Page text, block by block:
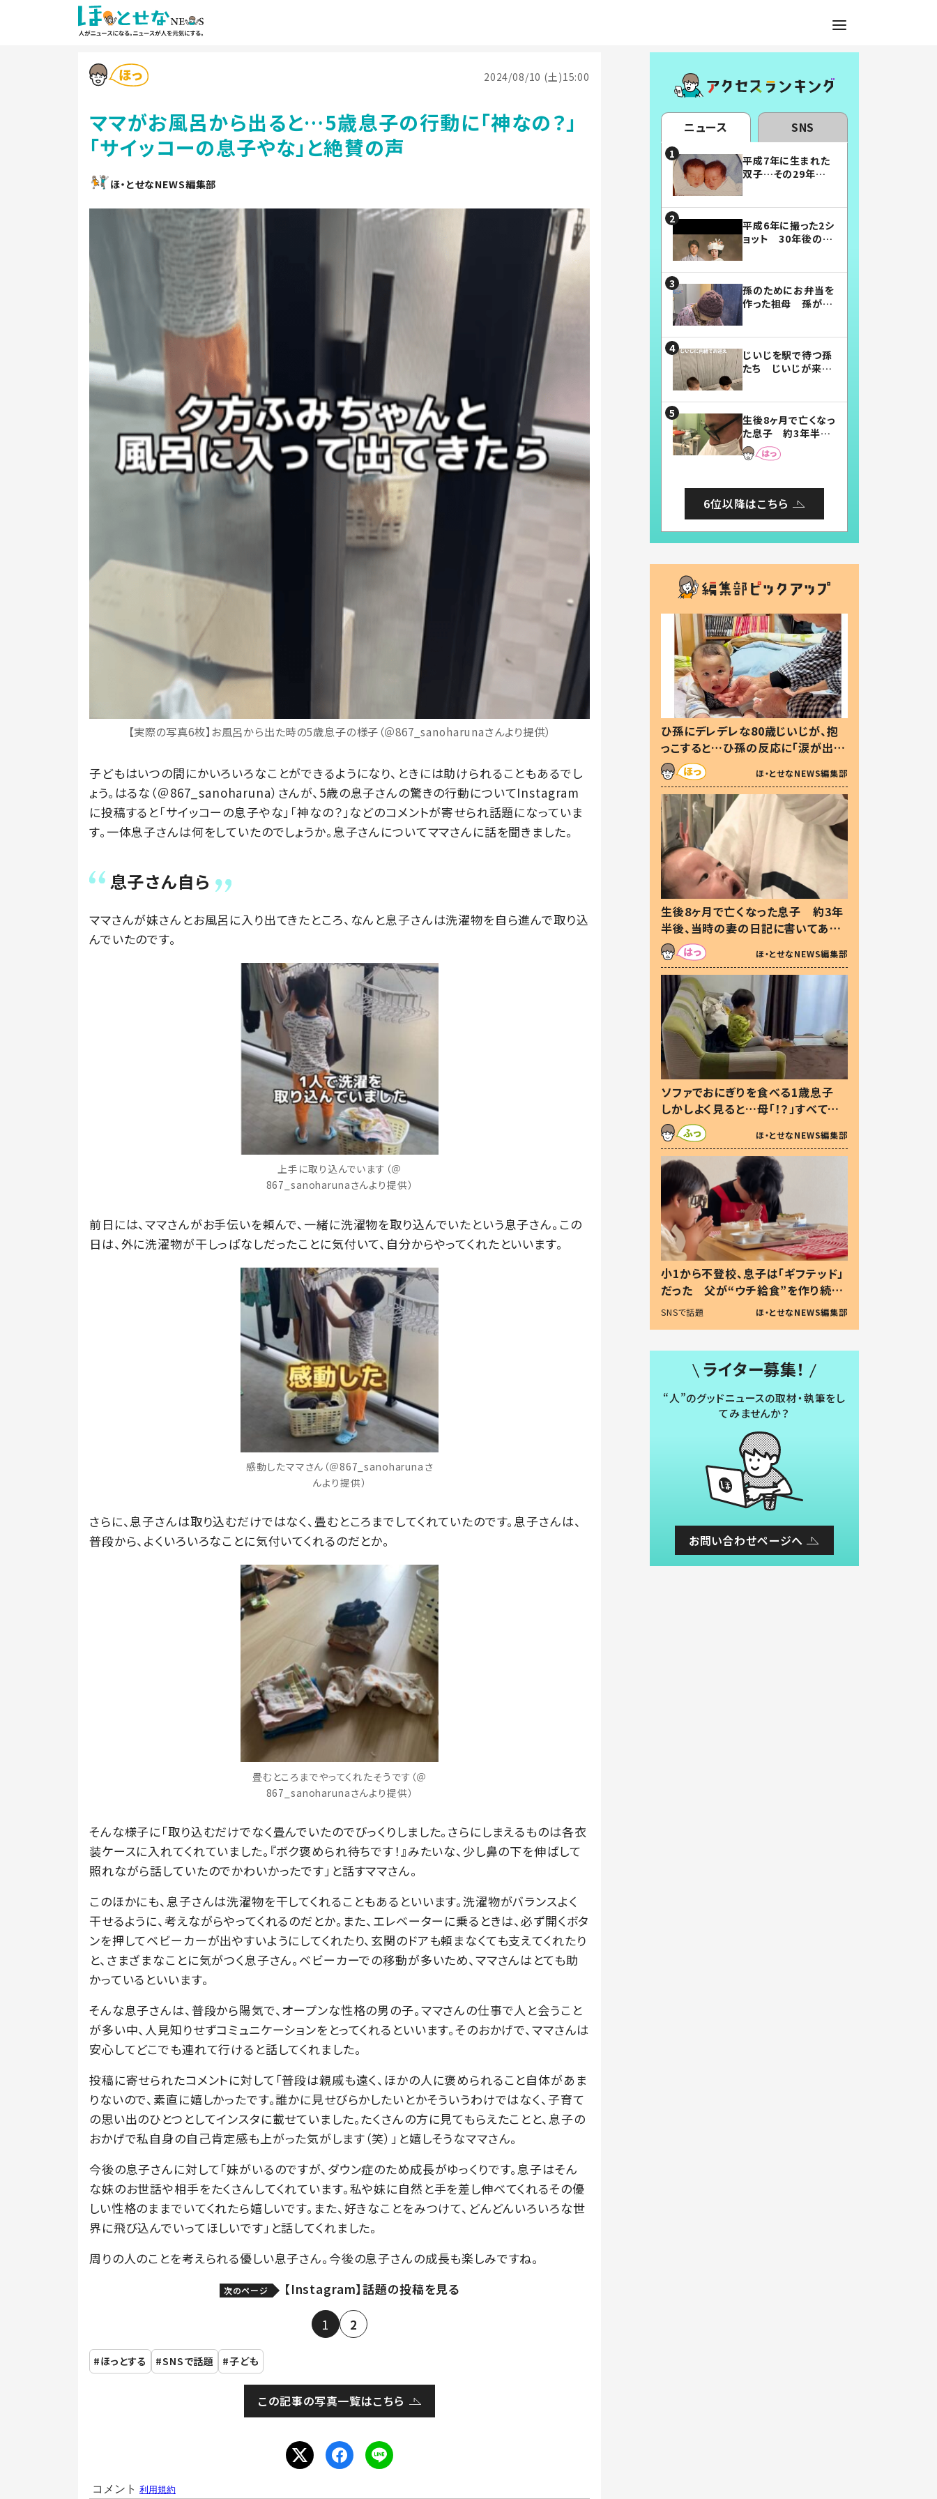
2024/08/10 (土)15:00
ママがお風呂から出ると…5歳息子の行動に「神なの？」
「サイッコーの息子やな」と絶賛の声
ほ・とせなNEWS編集部
【実際の写真6枚】お風呂から出た時の5歳息子の様子（＠867_sanoharunaさんより提供）
子どもはいつの間にかいろいろなことができるようになり、ときには助けられることもあるでし
ょう。はるな（＠867_sanoharuna）さんが、5歳の息子さんの驚きの行動についてInstagram
に投稿すると「サイッコーの息子やな」「神なの？」などのコメントが寄せられ話題になっていま
す。一体息子さんは何をしていたのでしょうか。息子さんについてママさんに話を聞きました。
息子さん自ら
ママさんが妹さんとお風呂に入り出てきたところ、なんと息子さんは洗濯物を自ら進んで取り込
んでいたのです。
上手に取り込んでいます（＠
867_sanoharunaさんより提供）
前日には、ママさんがお手伝いを頼んで、一緒に洗濯物を取り込んでいたという息子さん。この
日は、外に洗濯物が干しっぱなしだったことに気付いて、自分からやってくれたといいます。
感動したママさん（＠867_sanoharunaさ
んより提供）
さらに、息子さんは取り込むだけではなく、畳むところまでしてくれていたのです。息子さんは、
普段から、よくいろいろなことに気付いてくれるのだとか。
畳むところまでやってくれたそうです（＠
867_sanoharunaさんより提供）
そんな様子に「取り込むだけでなく畳んでいたのでびっくりしました。さらにしまえるものは各衣
装ケースに入れてくれていました。『ボク褒められ待ちです！』みたいな、少し鼻の下を伸ばして
照れながら話していたのでかわいかったです」と話すママさん。
このほかにも、息子さんは洗濯物を干してくれることもあるといいます。洗濯物がバランスよく
干せるように、考えながらやってくれるのだとか。また、エレベーターに乗るときは、必ず開くボタ
ンを押してベビーカーが出やすいようにしてくれたり、玄関のドアも頼まなくても支えてくれたり
と、さまざまなことに気がつく息子さん。ベビーカーでの移動が多いため、ママさんはとても助
かっているといいます。
そんな息子さんは、普段から陽気で、オープンな性格の男の子。ママさんの仕事で人と会うこと
が多い中、人見知りせずコミュニケーションをとってくれるといいます。そのおかげで、ママさんは
安心してどこでも連れて行けると話してくれました。
投稿に寄せられたコメントに対して「普段は親戚も遠く、ほかの人に褒められること自体があま
りないので、素直に嬉しかったです。誰かに見せびらかしたいとかそういうわけではなく、子育て
の思い出のひとつとしてインスタに載せていました。たくさんの方に見てもらえたことと、息子の
おかげで私自身の自己肯定感も上がった気がします（笑）」と嬉しそうなママさん。
今後の息子さんに対して「妹がいるのですが、ダウン症のため成長がゆっくりです。息子はそん
な妹のお世話や相手をたくさんしてくれています。私や妹に自然と手を差し伸べてくれるその優
しい性格のままでいてくれたら嬉しいです。また、好きなことをみつけて、どんどんいろいろな世
界に飛び込んでいってほしいです」と話してくれました。
周りの人のことを考えられる優しい息子さん。今後の息子さんの成長も楽しみですね。
次のページ 【Instagram】話題の投稿を見る
1 2
ほっとする SNSで話題 子ども
この記事の写真一覧はこちら
ニュース SNS
平成7年に生まれた
双子…その29年後
平成6年に撮った2シ
ョット 30年後の姿
孫のためにお弁当を
作った祖母 孫が絶
じいじを駅で待つ孫
たち じいじが来た
まらない」「幸せにな
れる」
生後8ヶ月で亡くなっ
た息子 約3年半
後、当時の妻の日記
に書いてあった本音
6位以降はこちら
ひ孫にデレデレな80歳じいじが、抱
っこすると…ひ孫の反応に「涙が出ま
した」「可愛くて仕方ない」
ほ・とせなNEWS編集部
生後8ヶ月で亡くなった息子 約3年
半後、当時の妻の日記に書いてあっ
た本音とは
ほ・とせなNEWS編集部
ソファでおにぎりを食べる1歳息子
しかしよく見ると…母「！？」すべてを
察した母の投稿に「可愛いから許
す！」「現行犯〜」
ほ・とせなNEWS編集部
小1から不登校、息子は「ギフテッド」
だった 父が“ウチ給食”を作り続け
る理由とは #令和の親 #令和の子
SNSで話題 ほ・とせなNEWS編集部
ライター募集！
“人”のグッドニュースの取材・執筆をし
てみませんか？
お問い合わせページへ